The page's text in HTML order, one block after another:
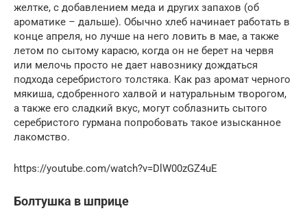
желтке, с добавлением меда и других запахов (об
ароматике – дальше). Обычно хлеб начинает работать в
конце апреля, но лучше на него ловить в мае, а также
летом по сытому карасю, когда он не берет на червя
или мелочь просто не дает навознику дождаться
подхода серебристого толстяка. Как раз аромат черного
мякиша, сдобренного халвой и натуральным творогом,
а также его сладкий вкус, могут соблазнить сытого
серебристого гурмана попробовать такое изысканное
лакомство.
https://youtube.com/watch?v=DlW00zGZ4uE
Болтушка в шприце